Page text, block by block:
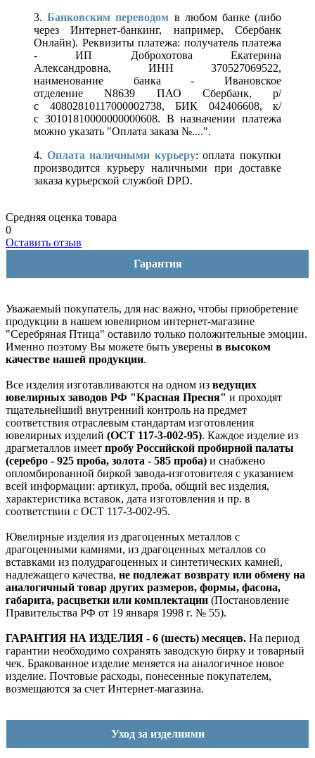
3.Банковским переводом в любом банке (либо
через Интернет-банкинг, например, Сбербанк
Онлайн). Реквизиты платежа: получатель платежа
- ИП Доброхотова Екатерина
Александровна, ИНН 370527069522,
наименование банка - Ивановское
отделение N8639 ПАО Сбербанк, р/
с 40802810117000002738, БИК 042406608, к/
с 30101810000000000608. В назначении платежа
можно указать "Оплата заказа №....".
4. Оплата наличными курьеру: оплата покупки
производится курьеру наличными при доставке
заказа курьерской службой DPD.
Средняя оценка товара
0
Оставить отзыв
Гарантия
Уважаемый покупатель, для нас важно, чтобы приобретение
продукции в нашем ювелирном интернет-магазине
"Серебряная Птица" оставило только положительные эмоции.
Именно поэтому Вы можете быть уверены в высоком
качестве нашей продукции.
Все изделия изготавливаются на одном из ведущих
ювелирных заводов РФ "Красная Пресня" и проходят
тщательнейший внутренний контроль на предмет
соответствия отраслевым стандартам изготовления
ювелирных изделий (ОСТ 117-3-002-95). Каждое изделие из
драгметаллов имеет пробу Российской пробирной палаты
(серебро - 925 проба, золота - 585 проба) и снабжено
опломбированной биркой завода-изготовителя с указанием
всей информации: артикул, проба, общий вес изделия,
характеристика вставок, дата изготовления и пр. в
соответствии с ОСТ 117-3-002-95.
Ювелирные изделия из драгоценных металлов с
драгоценными камнями, из драгоценных металлов со
вставками из полудрагоценных и синтетических камней,
надлежащего качества, не подлежат возврату или обмену на
аналогичный товар других размеров, формы, фасона,
габарита, расцветки или комплектации (Постановление
Правительства РФ от 19 января 1998 г. № 55).
ГАРАНТИЯ НА ИЗДЕЛИЯ - 6 (шесть) месяцев. На период
гарантии необходимо сохранять заводскую бирку и товарный
чек. Бракованное изделие меняется на аналогичное новое
изделие. Почтовые расходы, понесенные покупателем,
возмещаются за счет Интернет-магазина.
Уход за изделиями